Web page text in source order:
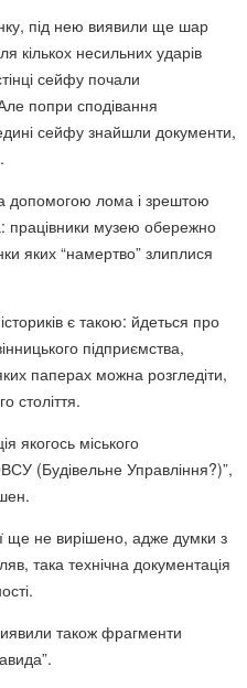
під нею виявили ще шар
кількох несильних ударів
сейфу почали
попри сподівання
сейфу знайшли документи,
допомогою лома і зрештою
працівники музею обережно
яких “намертво” злиплися
є такою: йдеться про
підприємства,
паперах можна розгледіти,
століття.
якогось міського
(Будівельне Управління?)”,
ще не вирішено, адже думки з
така технічна документація
також фрагменти